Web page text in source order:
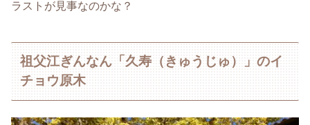
ラストが見事なのかな？
祖父江ぎんなん「久寿（きゅうじゅ）」のイ
チョウ原木